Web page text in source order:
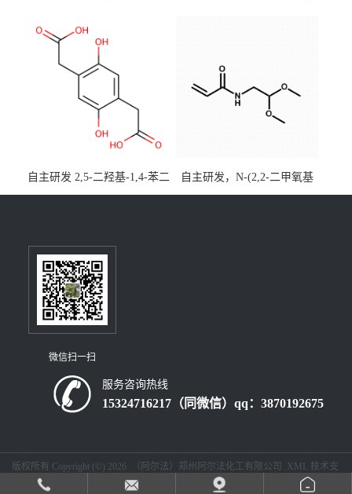
[3,2,1-de]蒽CAS号2648896-
装，实验室现货直发
自主研发 2,5-二羟基-1,4-苯二
乙酸CAS号5488-16-4；公斤
百公斤级可供应
自主研发，N-(2,2-二甲氧基
乙基)丙烯酰胺CAS号49707-
微信扫一扫
服务咨询热线
15324716217（同微信）qq：3870192675
版权所有 Copyright (©) 2026 （阿尔法）郑州阿尔法化工有限公司 XML
技术支
盖德化工网 食品商务网